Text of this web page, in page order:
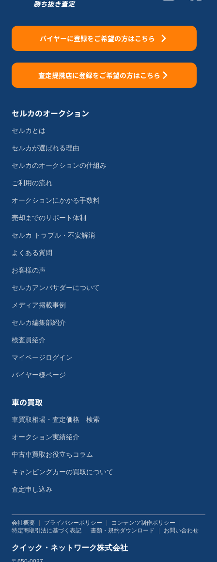
バイヤーに登録をご希望の方はこちら
査定提携店に登録をご希望の方はこちら
セルカのオークション
セルカとは
セルカが選ばれる理由
セルカのオークションの仕組み
ご利用の流れ
オークションにかかる手数料
売却までのサポート体制
セルカ トラブル・不安解消
よくある質問
お客様の声
セルカアンバサダーについて
メディア掲載事例
セルカ編集部紹介
検査員紹介
マイページログイン
バイヤー様ページ
車の買取
車買取相場・査定価格 検索
オークション実績紹介
中古車買取お役立ちコラム
キャンピングカーの買取について
査定申し込み
会社概要 プライバシーポリシー コンテンツ制作ポリシー
特定商取引法に基づく表記
書類・規約ダウンロード お問い合わせ
クイック・ネットワーク株式会社